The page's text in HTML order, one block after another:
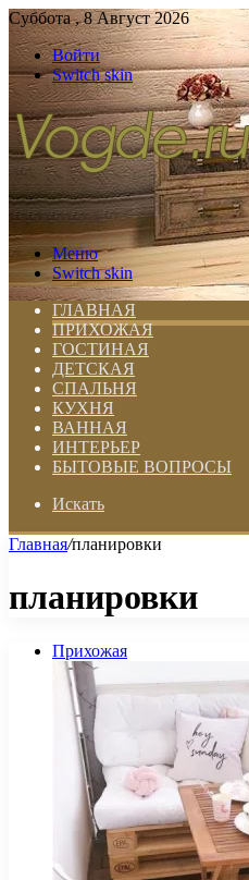
Суббота , 8 Август 2026
Войти
Switch skin
Меню
Switch skin
ГЛАВНАЯ
ПРИХОЖАЯ
ГОСТИНАЯ
ДЕТСКАЯ
СПАЛЬНЯ
КУХНЯ
ВАННАЯ
ИНТЕРЬЕР
БЫТОВЫЕ ВОПРОСЫ
Искать
Главная/планировки
планировки
Прихожая